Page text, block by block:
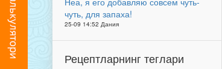
чуть, для запаха!
25-09 14:52 Дания
Рецептларнинг теглари